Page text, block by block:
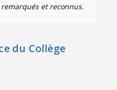
et reconnus.
du Collège